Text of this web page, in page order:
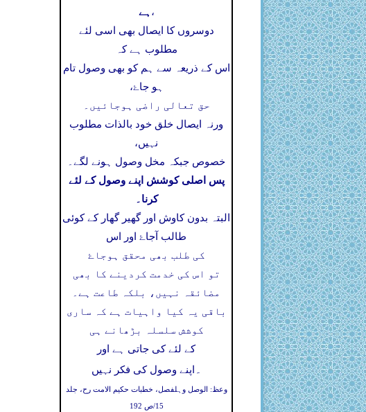
ہے ،
دوسروں کا ایصال بھی اسی لئے
مطلوب ہے کہ
اس کے ذریعہ سے ہم کو بھی وصول تام
ہو جاۓ،
حق تعالی راضی ہوجائیں۔
ورنہ ایصال خلق خود بالذات مطلوب
نہیں،
خصوص جبکہ مخل وصول ہونے لگے۔
پس اصلی کوشش اپنے وصول کے لئے
کرنا۔
البتہ بدون کاوش اور گھیر گھار کے کوئی
طالب آجاۓ اور اس
کی طلب بھی محقق ہوجاۓ
تو اس کی خدمت کردینے کا بھی
مضائقہ نہیں، بلکہ طاعت ہے۔
باقی یہ کیا واہیات ہے کہ ساری
کوشش سلسلہ بڑھانے ہی
کے لئے کی جاتی ہے اور
اپنے وصول کی فکر نہیں ۔
وعظ: الوصل وہلفصل، خطبات حکیم الامت رح، جلد
15/ص 192